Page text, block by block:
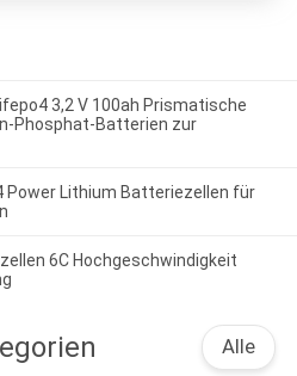
3,2 V 100ah Prismatische
Phosphat-Batterien zur
Power Lithium Batteriezellen für
6C Hochgeschwindigkeit
Alle